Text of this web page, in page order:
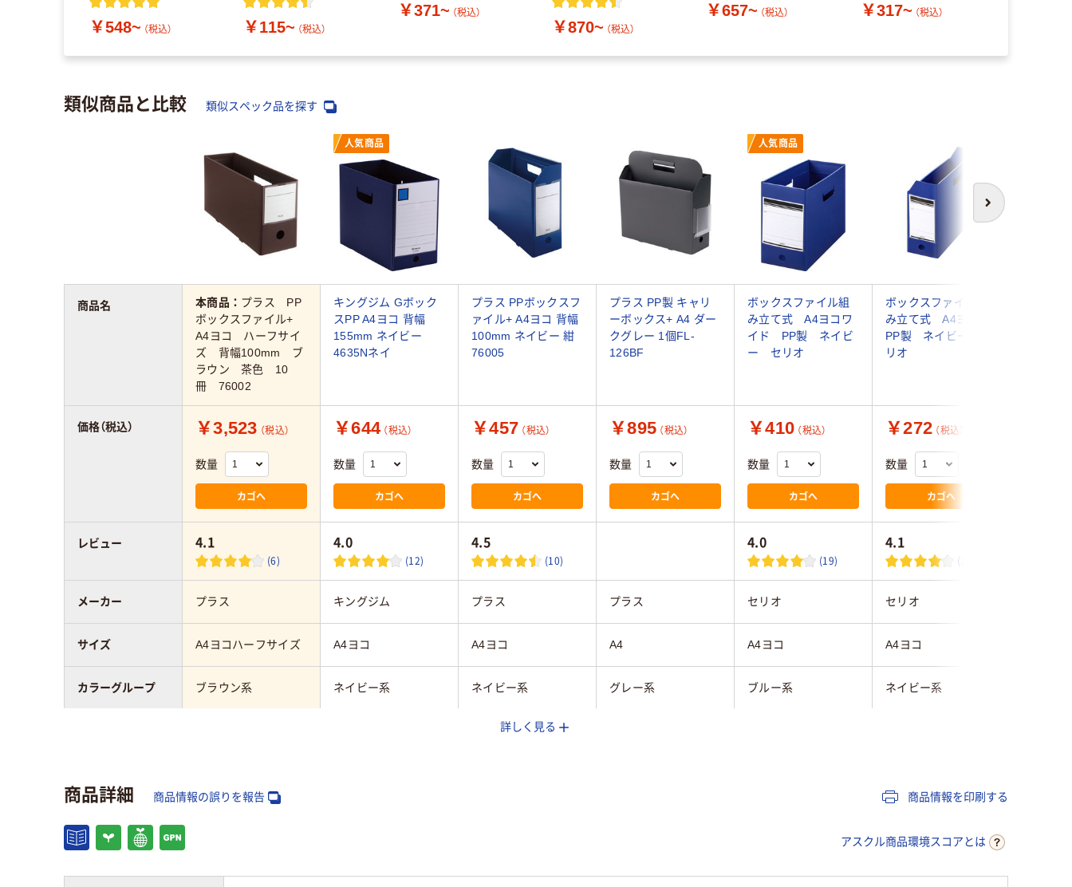
￥548~ （税込） ￥115~ （税込）
￥371~ （税込）
￥870~ （税込）
￥657~ （税込） ￥317~ （税込）
類似商品と比較 類似スペック品を探す
次へ
人気商品 人気商品
本商品： プラス PP
ボックスファイル+
A4ヨコ ハーフサイ
ズ 背幅100mm ブ
ラウン 茶色 10
冊 76002
キングジム Gボック
スPP A4ヨコ 背幅
155mm ネイビー
4635Nネイ
プラス PPボックスフ
ァイル+ A4ヨコ 背幅
100mm ネイビー 紺
76005
プラス PP製 キャリ
ーボックス+ A4 ダー
クグレー 1個FL-
126BF
ボックスファイル組
み立て式 A4ヨコワ
イド PP製 ネイビ
ー セリオ
ボックスファイル組
み立て式 A4ヨコ
PP製 ネイビー セ
リオ
￥3,523 （税込）
数量
カゴへ
￥644 （税込）
数量
カゴへ
￥457 （税込）
数量
カゴへ
￥895 （税込）
数量
カゴへ
￥410 （税込）
数量
カゴへ
￥272 （税込）
数量
カゴへ
4.1
(6)
4.0
(12)
4.5
(10)
4.0
(19)
4.1
(12)
プラス キングジム プラス プラス セリオ セリオ
A4ヨコハーフサイズ A4ヨコ A4ヨコ A4 A4ヨコ A4ヨコ
ブラウン系 ネイビー系 ネイビー系 グレー系 ブルー系 ネイビー系
100mm
ヨコ
組み立て型 組み立て型 組み立て型 組み立て型 組み立て型
商品名
価格（税込）
レビュー
メーカー
サイズ
カラーグループ
の材質
向き
組み立て／成型
詳しく見る
商品詳細 商品情報の誤りを報告 商品情報を印刷する
アスクル商品環境スコアとは